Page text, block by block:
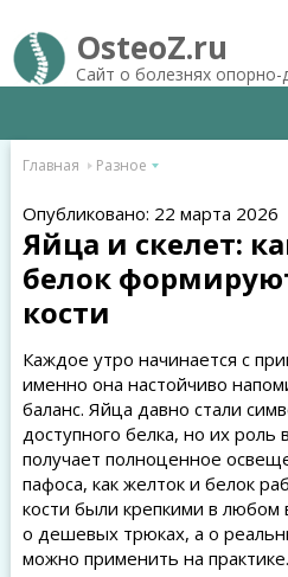
OsteoZ.ru
Сайт о болезнях опорно-
Главная Разное
Опубликовано: 22 марта 2026
Яйца и скелет:
белок
кости
Каждое утро начинается с
именно она настойчиво
баланс. Яйца давно стали
доступного белка, но их роль
получает полноценное
пафоса, как желток и белок
кости были крепкими в
о дешевых трюках, а о
можно применить на практике.